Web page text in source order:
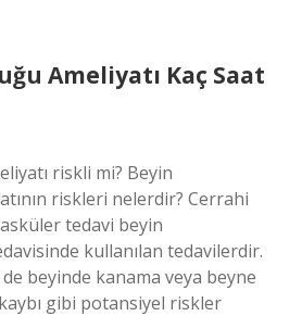
Ameliyatı Kaç Saat
riskli mi? Beyin
riskleri nelerdir? Cerrahi
tedavi beyin
kullanılan tedavilerdir.
beyinde kanama veya beyne
kaybı gibi potansiyel riskler